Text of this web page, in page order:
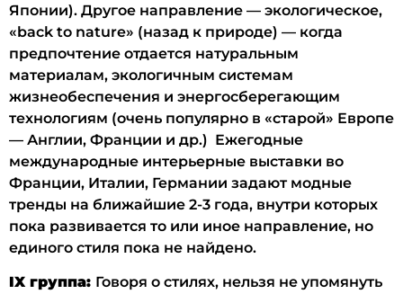
Японии). Другое направление — экологическое,
«back to nature» (назад к природе) — когда
предпочтение отдается натуральным
материалам, экологичным системам
жизнеобеспечения и энергосберегающим
технологиям (очень популярно в «старой» Европе
— Англии, Франции и др.) Ежегодные
международные интерьерные выставки во
Франции, Италии, Германии задают модные
тренды на ближайшие 2-3 года, внутри которых
пока развивается то или иное направление, но
единого стиля пока не найдено.
IX группа: Говоря о стилях, нельзя не упомянуть